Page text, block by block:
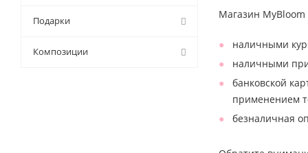
Магазин MyBloom
наличными
наличными
банковской
применением
безналичная
9 (43)
Подарки
Композиции